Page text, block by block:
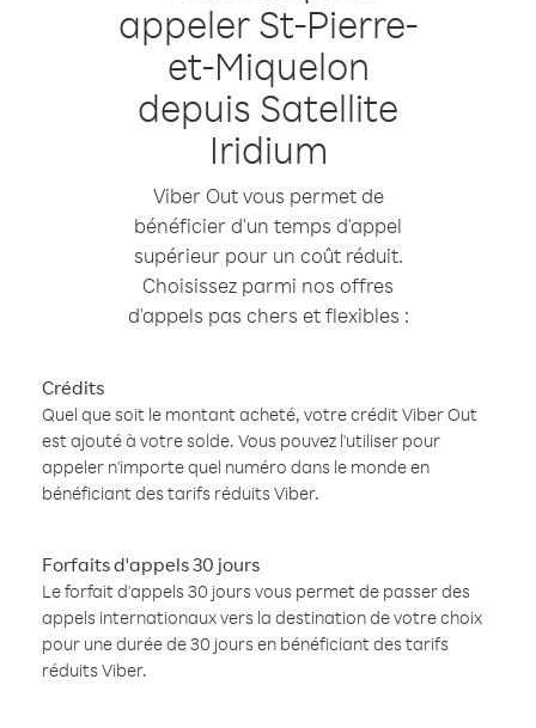
appeler St-Pierre-
et-Miquelon
depuis Satellite
Iridium
Viber Out vous permet de
bénéficier d'un temps d'appel
supérieur pour un coût réduit.
Choisissez parmi nos offres
d'appels pas chers et flexibles :
Crédits
Quel que soit le montant acheté, votre crédit Viber Out
est ajouté à votre solde. Vous pouvez l'utiliser pour
appeler n'importe quel numéro dans le monde en
bénéficiant des tarifs réduits Viber.
Forfaits d'appels 30 jours
Le forfait d'appels 30 jours vous permet de passer des
appels internationaux vers la destination de votre choix
pour une durée de 30 jours en bénéficiant des tarifs
réduits Viber.